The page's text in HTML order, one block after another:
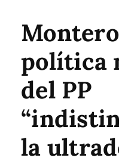
política
del PP
la